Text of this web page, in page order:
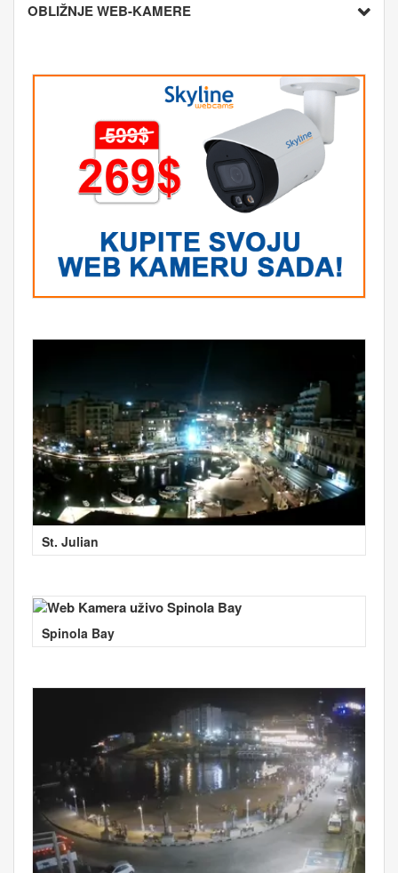
OBLIŽNJE WEB-KAMERE
St. Julian
Spinola Bay